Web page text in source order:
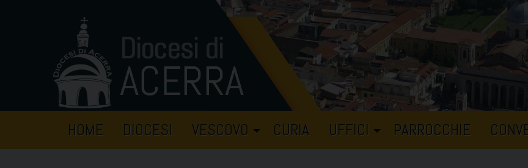
HOME DIOCESI VESCOVO CURIA UFFICI PARROCCHIE